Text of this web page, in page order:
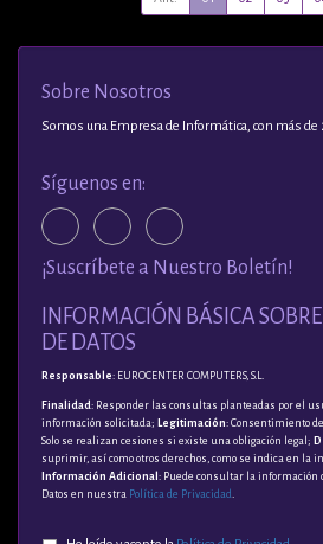
Sobre Nosotros
Somos una Empresa de Informática, con más de
Síguenos en:
¡Suscríbete a Nuestro Boletín!
INFORMACIÓN BÁSICA
DE DATOS
Responsable: EUROCENTER COMPUTERS, S.L.
Finalidad : Responder las consultas planteadas por el
información solicitada; Legitimación: Consentimiento
Solo se realizan cesiones si existe una obligación legal;
suprimir, así como otros derechos, como se indica en la
Información Adicional : Puede consultar la información
Datos en nuestra Política de Privacidad